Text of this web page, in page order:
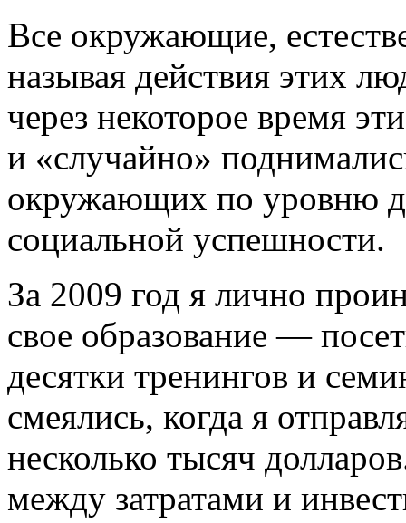
Все окружающие,
называя действия этих
через некоторое время
и «случайно»
окружающих по уровню
социальной успешности.
За 2009 год я лично
свое образование —
десятки тренингов и
смеялись, когда я
несколько тысяч
между затратами и